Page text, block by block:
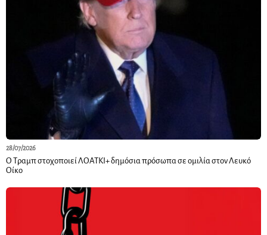
28/07/2026
Ο Τραμπ στοχοποιεί ΛΟΑΤΚΙ+ δημόσια πρόσωπα σε ομιλία στον Λευκό
Οίκο